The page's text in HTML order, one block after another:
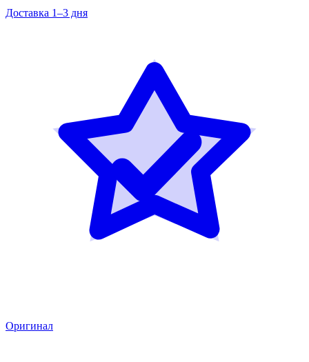
Доставка 1–3 дня
Оригинал